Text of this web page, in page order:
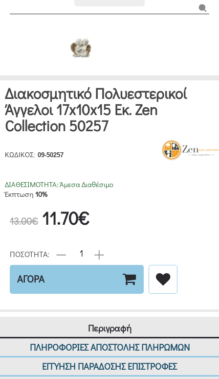
Διακοσμητικό Πολυεστερικοί
Άγγελοι 17x10x15 Εκ. Zen
Collection 50257
ΚΩΔΙΚΟΣ: 09-50257
ΔΙΑΘΕΣΙΜΟΤΗΤΑ:Άμεσα Διαθέσιμο
Έκπτωση 10%
13.00€ 11.70€
ΠΟΣΟΤΗΤΑ:
ΑΓΟΡΑ
Περιγραφή
ΠΛΗΡΟΦΟΡΙΕΣ ΑΠΟΣΤΟΛΗΣ ΠΛΗΡΩΜΩΝ
ΕΓΓΥΗΣΗ ΠΑΡΑΔΟΣΗΣ ΕΠΙΣΤΡΟΦΕΣ